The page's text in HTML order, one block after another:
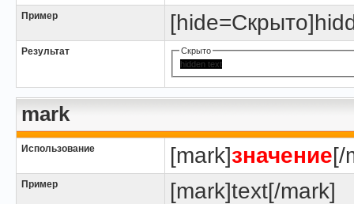
Пример
Результат
Скрыто
hidden text
mark
Использование [mark]значение[/
Пример [mark]text[/mark]